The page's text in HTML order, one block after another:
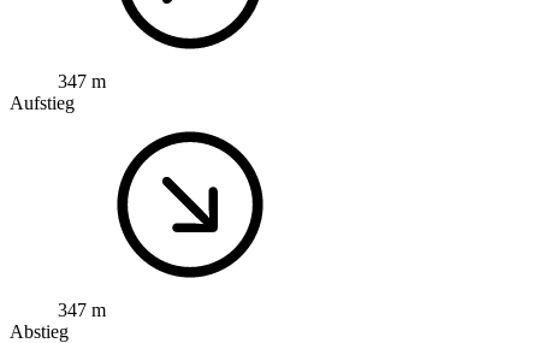
347 m
Aufstieg
347 m
Abstieg